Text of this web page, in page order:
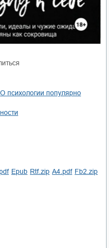
о психологии популярно
epub rtf.zip a4.pdf
fb2.zip